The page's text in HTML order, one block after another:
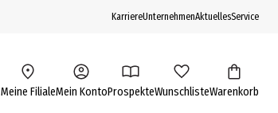
KarriereUnternehmenAktuellesService
Meine FilialeMein KontoProspekteWunschlisteWarenkorb